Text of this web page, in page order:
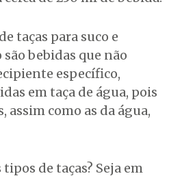
taças para suco e
bebidas que não
específico,
em taça de água, pois
assim como as da água,
de taças? Seja em